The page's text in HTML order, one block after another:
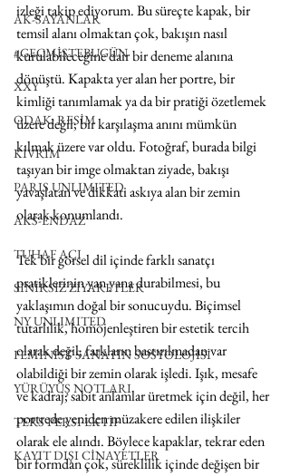
AK-SAYANLAR
#GEÇMİŞTEBUGÜN
XXY
ODAK: RESİM
KIVRIM
PARIS UNLIMITED
AKS-ENDAZ
TUHAF AÇI
SINIRSIZ ZİYARETLER
NY UNLIMITED
FEMİNİST SANATIN SOSYOLOJİSİ
YÜRÜYÜŞ NOTLARI
TERS PERSPEKTİF
KAYIT DIŞI CİNAYETLER
izleği takip ediyorum. Bu süreçte kapak, bir
temsil alanı olmaktan çok, bakışın nasıl
kurulabileceğine dair bir deneme alanına
dönüştü. Kapakta yer alan her portre, bir
kimliği tanımlamak ya da bir pratiği özetlemek
üzere değil; bir karşılaşma anını mümkün
kılmak üzere var oldu. Fotoğraf, burada bilgi
taşıyan bir imge olmaktan ziyade, bakışı
yavaşlatan ve dikkati askıya alan bir zemin
olarak konumlandı.
Tek bir görsel dil içinde farklı sanatçı
pratiklerinin yan yana durabilmesi, bu
yaklaşımın doğal bir sonucuydu. Biçimsel
tutarlılık, homojenleştiren bir estetik tercih
olarak değil; farkların bastırılmadan var
olabildiği bir zemin olarak işledi. Işık, mesafe
ve kadraj; sabit anlamlar üretmek için değil, her
portrede yeniden müzakere edilen ilişkiler
olarak ele alındı. Böylece kapaklar, tekrar eden
bir formdan çok, süreklilik içinde değişen bir